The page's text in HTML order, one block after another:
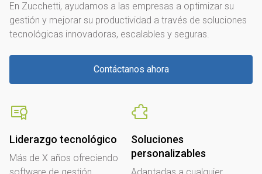
En Zucchetti, ayudamos a las empresas a optimizar su
gestión y mejorar su productividad a través de soluciones
tecnológicas innovadoras, escalables y seguras.
Contáctanos ahora
Liderazgo tecnológico
Más de X años ofreciendo
software de gestión
Soluciones
personalizables
Adaptadas a cualquier